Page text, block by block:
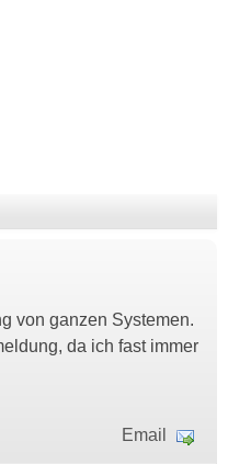
von ganzen Systemen.
da ich fast immer
Email